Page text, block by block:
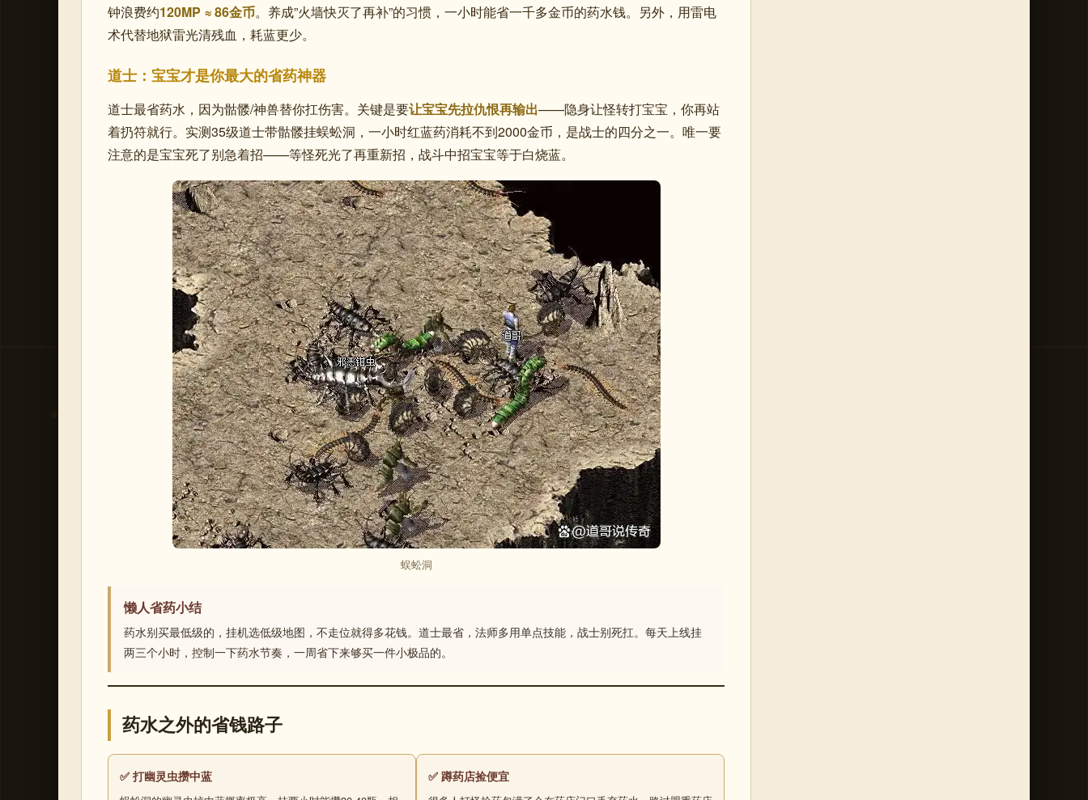
钟浪费约120MP ≈ 86金币。养成”火墙快灭了再补”的习惯，一小时能省一千多金币的药水钱。另外，用雷电
术代替地狱雷光清残血，耗蓝更少。
道士：宝宝才是你最大的省药神器
道士最省药水，因为骷髅/神兽替你扛伤害。关键是要让宝宝先拉仇恨再输出——隐身让怪转打宝宝，你再站
着扔符就行。实测35级道士带骷髅挂蜈蚣洞，一小时红蓝药消耗不到2000金币，是战士的四分之一。唯一要
注意的是宝宝死了别急着招——等怪死光了再重新招，战斗中招宝宝等于白烧蓝。
蜈蚣洞
懒人省药小结
药水别买最低级的，挂机选低级地图，不走位就得多花钱。道士最省，法师多用单点技能，战士别死扛。每天上线挂
两三个小时，控制一下药水节奏，一周省下来够买一件小极品的。
药水之外的省钱路子
✅ 打幽灵虫攒中蓝 ✅ 蹲药店捡便宜